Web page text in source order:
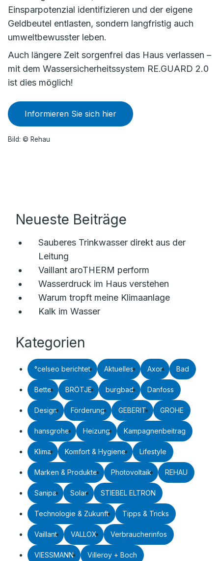
Einsparpotenzial identifizieren und der eigene
Geldbeutel entlasten, sondern langfristig auch
umweltbewusster leben.
Auch längere Zeit sorgenfrei das Haus verlassen –
mit dem Wassersicherheitssystem RE.GUARD 2.0
ist dies möglich!
Informieren Sie sich hier
Bild: © Rehau
Neueste Beiträge
Sauberes Trinkwasser direkt aus der
Leitung
Vaillant aroTHERM perform
Wasserdruck im Haus verstehen
Warum tropft meine Klimaanlage
Kalk im Wasser
Kategorien
°celseo berichtet Aktuelles Axor Bad
Bette BRÖTJE burgbad Danfoss
Design Förderung GEBERIT GROHE
hansgrohe Heizung Kampagnenbeitrag
Klima Komfort & Hygiene Lifestyle
Marken & Produkte Photovoltaik REHAU
Sanipa Solar STIEBEL ELTRON
Technologie & Zukunft Tipps & Tricks
Vaillant VALLOX Verbraucherinfos
VIESSMANN Villeroy + Boch